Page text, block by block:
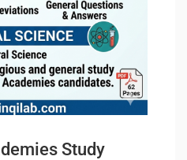
Study